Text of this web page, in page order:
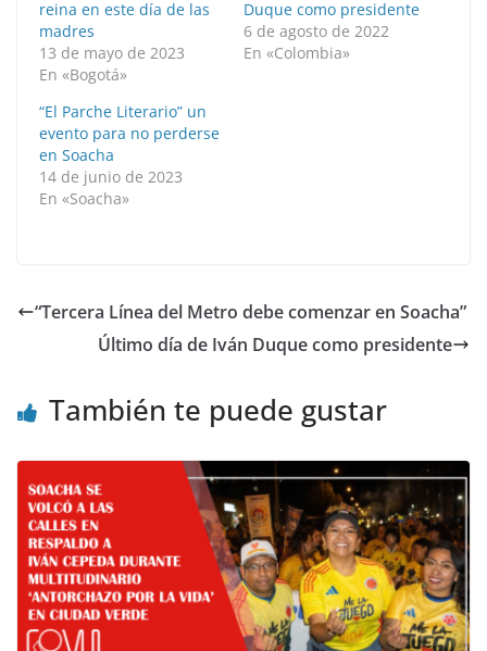
reina en este día de las
madres
13 de mayo de 2023
En «Bogotá»
Duque como presidente
6 de agosto de 2022
En «Colombia»
“El Parche Literario” un
evento para no perderse
en Soacha
14 de junio de 2023
En «Soacha»
“Tercera Línea del Metro debe comenzar en Soacha”
Último día de Iván Duque como presidente
También te puede gustar